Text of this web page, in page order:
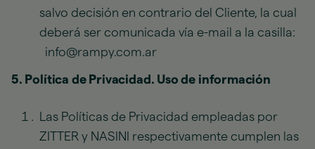
salvo decisión en contrario del Cliente, la cual
deberá ser comunicada vía e-mail a la casilla:
info@rampy.com.ar
5. Política de Privacidad. Uso de información
Las Políticas de Privacidad empleadas por
ZITTER y NASINI respectivamente cumplen las